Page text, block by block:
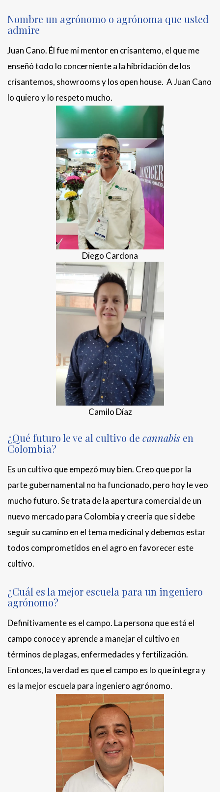
Nombre un agrónomo o agrónoma que usted
admire
Juan Cano. Él fue mi mentor en crisantemo, el que me
enseñó todo lo concerniente a la hibridación de los
crisantemos, showrooms y los open house. A Juan Cano
lo quiero y lo respeto mucho.
Diego Cardona
Camilo Díaz
¿Qué futuro le ve al cultivo de cannabis en
Colombia?
Es un cultivo que empezó muy bien. Creo que por la
parte gubernamental no ha funcionado, pero hoy le veo
mucho futuro. Se trata de la apertura comercial de un
nuevo mercado para Colombia y creería que sí debe
seguir su camino en el tema medicinal y debemos estar
todos comprometidos en el agro en favorecer este
cultivo.
¿Cuál es la mejor escuela para un ingeniero
agrónomo?
Definitivamente es el campo. La persona que está el
campo conoce y aprende a manejar el cultivo en
términos de plagas, enfermedades y fertilización.
Entonces, la verdad es que el campo es lo que integra y
es la mejor escuela para ingeniero agrónomo.